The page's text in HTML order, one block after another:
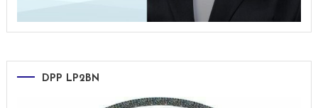
DPP LP2BN